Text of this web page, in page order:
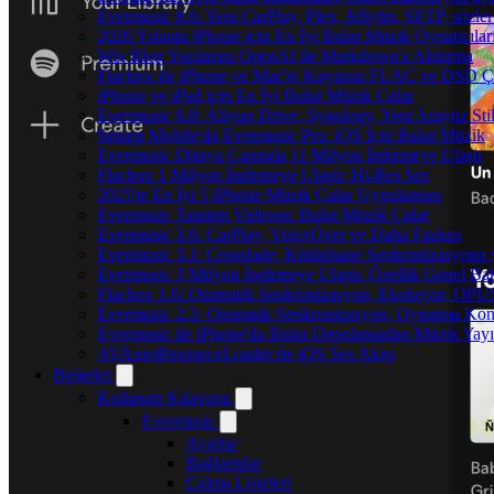
Evermusic 8.6: Yeni CarPlay, Plex, Jellyfin, SFTP,
2026 Yılında iPhone için En İyi Bulut Müzik
Wix Blog Yazılarını OpenAI ile Markdown'a Aktarma
Flacbox ile iPhone ve Mac'te Kayıpsız FLAC ve DSD
iPhone ve iPad için En İyi Bulut Müzik Çalar
Evermusic 6.8: Aliyun Drive, Synology, Yeni Arayüz
Setapp Mobile'da Evermusic Pro: iOS İçin Bulut Müzik
Evermusic Dünya Çapında 11 Milyon İndirmeye Ulaştı
Flacbox 1 Milyon İndirmeye Ulaştı: Hi-Res Ses
2025'te En İyi 5 iPhone Müzik Çalar Uygulaması
Evermusic Tanıtım Videosu: Bulut Müzik Çalar
Evermusic 3.6: CarPlay, VoiceOver ve Daha Fazlası
Evermusic 3.1: Crossfade, Kütüphane Senkronizasyonu
Evermusic 3 Milyon İndirmeye Ulaştı: Özellik Genel
Flacbox 1.6: Otomatik Senkronizasyon, Ekolayzır,
Evermusic 2.3: Otomatik Senkronizasyon, Oynatma
Evermusic ile iPhone'da Bulut Depolamadan Müzik
AVAssetResourceLoader ile iOS Ses Akışı
Belgeler
Kullanım Kılavuzu
Evermusic
Ayarlar
Bağlantılar
Çalma Listeleri